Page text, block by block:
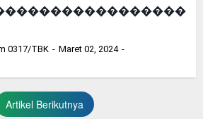
0317/TBK
Maret 02, 2024
Artikel Berikutnya